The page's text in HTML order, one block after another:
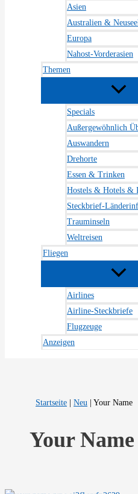
Asien
Australien &
Europa
Nahost-Vorderasien
Themen
Specials
Außergewöhnlich
Auswandern
Drehorte
Essen & Trinken
Hostels & Hotels &
Steckbrief-
Trauminseln
Weltreisen
Fliegen
Airlines
Airline-Steckbriefe
Flugzeuge
Anzeigen
Startseite |Neu |Your Name
Your Name